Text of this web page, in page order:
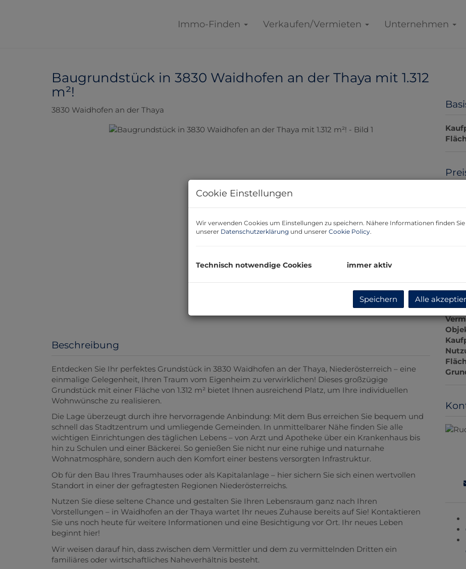
Immo-Finden Verkaufen/Vermieten Unternehmen
Baugrundstück in 3830 Waidhofen an der Thaya mit 1.312
m²!
3830 Waidhofen an der Thaya
Beschreibung
Entdecken Sie Ihr perfektes Grundstück in 3830 Waidhofen an der Thaya, Niederösterreich – eine
einmalige Gelegenheit, Ihren Traum vom Eigenheim zu verwirklichen! Dieses großzügige
Grundstück mit einer Fläche von 1.312 m² bietet Ihnen ausreichend Platz, um Ihre individuellen
Wohnwünsche zu realisieren.
Die Lage überzeugt durch ihre hervorragende Anbindung: Mit dem Bus erreichen Sie bequem und
schnell das Stadtzentrum und umliegende Gemeinden. In unmittelbarer Nähe finden Sie alle
wichtigen Einrichtungen des täglichen Lebens – von Arzt und Apotheke über ein Krankenhaus bis
hin zu Schulen und einer Bäckerei. So genießen Sie nicht nur eine ruhige und naturnahe
Wohnatmosphäre, sondern auch den Komfort einer bestens versorgten Infrastruktur.
Ob für den Bau Ihres Traumhauses oder als Kapitalanlage – hier sichern Sie sich einen wertvollen
Standort in einer der gefragtesten Regionen Niederösterreichs.
Nutzen Sie diese seltene Chance und gestalten Sie Ihren Lebensraum ganz nach Ihren
Vorstellungen – in Waidhofen an der Thaya wartet Ihr neues Zuhause bereits auf Sie! Kontaktieren
Sie uns noch heute für weitere Informationen und eine Besichtigung vor Ort. Ihr neues Leben
beginnt hier!
Wir weisen darauf hin, dass zwischen dem Vermittler und dem zu vermittelnden Dritten ein
familiäres oder wirtschaftliches Naheverhältnis besteht.
Cookie Einstellungen
Wir verwenden Cookies um Einstellungen zu speichern. Nähere Informationen finden Sie
unserer Datenschutzerklärung und unserer Cookie Policy.
Technisch notwendige Cookies immer aktiv
Speichern Alle